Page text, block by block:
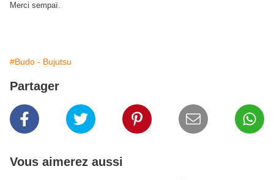
Merci sempaï.
#Budo - Bujutsu
Partager
Vous aimerez aussi